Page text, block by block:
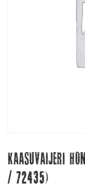
Kaasuvaijeri
/ 72435)